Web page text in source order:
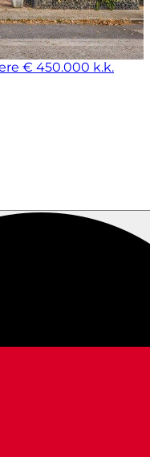
€ 450.000 k.k.